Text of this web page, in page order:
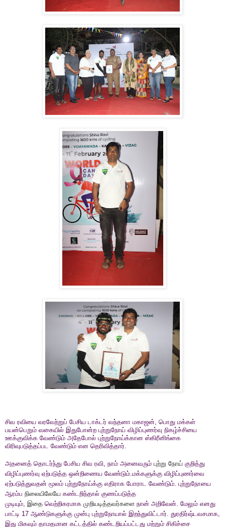
சிவ ரவியை வரவேற்றுப் பேசிய டாக்டர் வந்தனா மகாஜன், பொது மக்கள்
பயன்பெறும் வகையில் இதுபோன்ற புற்றுநோய் விழிப்புணர்வு நிகழ்ச்சியை
ஊக்குவிக்க வேண்டும் அதேபோல் புற்றுநோய்க்கான ஸ்கிரீனிங்கை
விரிவுபடுத்தப்பட வேண்டும் என தெரிவித்தார்.
அதனைத் தொடர்ந்து பேசிய சிவ ரவி, நாம் அனைவரும் புற்று நோய் குறித்து
விழிப்புணர்வு ஏற்படுத்த ஒன்றிணைய வேண்டும்.மக்களுக்கு விழிப்புணர்வை
ஏற்படுத்துவதன் மூலம் புற்றுநோய்க்கு எதிராக போராட வேண்டும். புற்றுநோயை
ஆரம்ப நிலையிலேயே கண்டறிந்தால் குணப்படுத்த
முடியும், இதை வெற்றிகரமாக முறியடித்தவர்களை நான் அறிவேன். மேலும் எனது
பாட்டி 17 ஆண்டுகளுக்கு முன்பு புற்றுநோயால் இறந்துவிட்டார். துரதிர்ஷ்டவசமாக,
இது மிகவும் தாமதமான கட்டத்தில் கண்டறியப்பட்டது மற்றும் சிகிச்சை